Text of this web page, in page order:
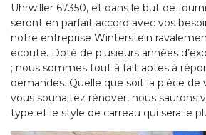
Uhrwiller 67350, et dans le but de
seront en parfait accord avec vos
notre entreprise Winterstein
écoute. Doté de plusieurs années
; nous sommes tout à fait aptes à
demandes. Quelle que soit la pièce de
vous souhaitez rénover, nous saurons
type et le style de carreau qui sera le